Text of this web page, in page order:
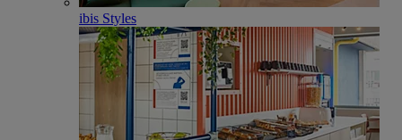
ibis Styles